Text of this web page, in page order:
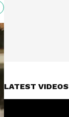
LATEST VIDEOS